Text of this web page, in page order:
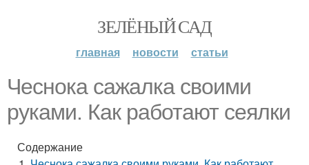
ЗЕЛЁНЫЙ САД
главная новости статьи
Чеснока сажалка своими
руками. Как работают сеялки
Содержание